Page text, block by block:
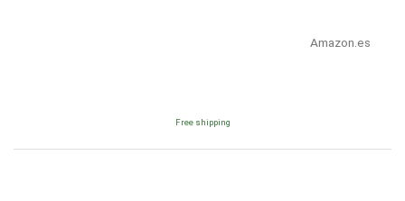
Amazon.es
Free shipping